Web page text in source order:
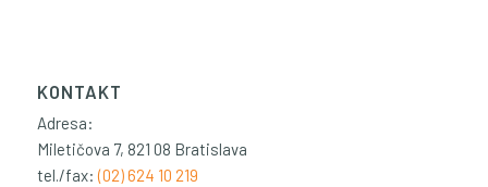
KONTAKT
Adresa:
Miletičova 7, 821 08 Bratislava
tel./fax:(02) 624 10 219